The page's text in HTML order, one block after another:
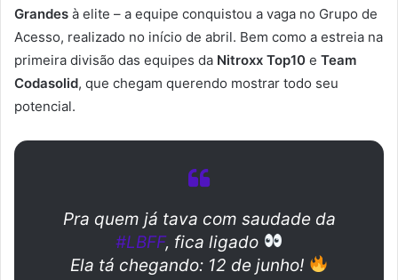
Grandes à elite – a equipe conquistou a vaga no Grupo de
Acesso, realizado no início de abril. Bem como a estreia na
primeira divisão das equipes da Nitroxx Top10 e Team
Codasolid, que chegam querendo mostrar todo seu
potencial.
Pra quem já tava com saudade da
#LBFF, fica ligado
Ela tá chegando: 12 de junho!